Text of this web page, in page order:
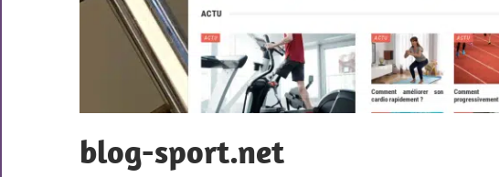
blog-sport.net